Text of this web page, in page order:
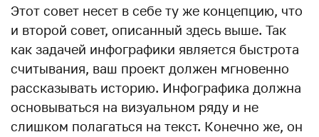
Этот совет несет в себе ту же концепцию, что
и второй совет, описанный здесь выше. Так
как задачей инфографики является быстрота
считывания, ваш проект должен мгновенно
рассказывать историю. Инфографика должна
основываться на визуальном ряду и не
слишком полагаться на текст. Конечно же, он